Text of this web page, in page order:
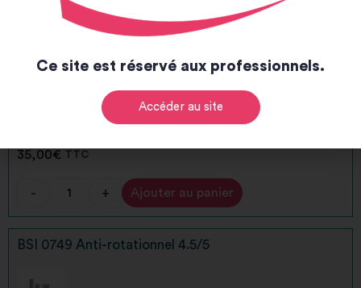
- +
35,00€ TTC
- + Ajouter au panier
Alternative:
BSI 0749 Anti-rotationnel 4.5/5
Ce site est réservé aux professionnels.
Accéder au site